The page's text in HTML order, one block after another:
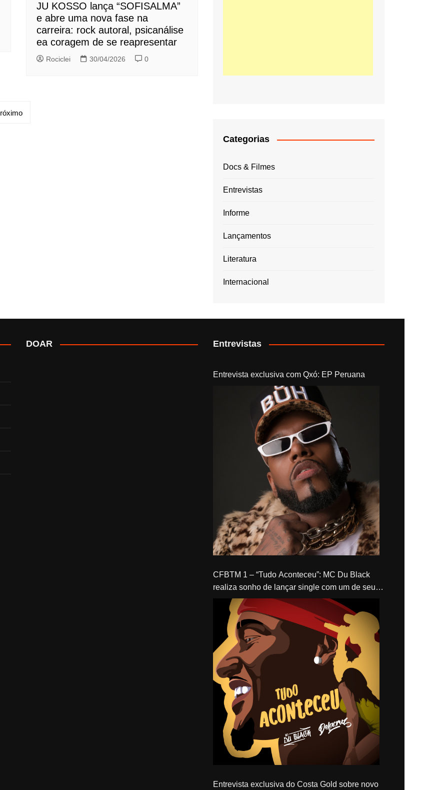
JU KOSSO lança “SOFISALMA”
e abre uma nova fase na
carreira: rock autoral, psicanálise
ea coragem de se reapresentar
Rociclei 30/04/2026 0
Categorias
Docs & Filmes
Entrevistas
Informe
Lançamentos
Literatura
Internacional
DOAR Entrevistas
Entrevista exclusiva com Qxó: EP Peruana
CFBTM 1 – “Tudo Aconteceu”: MC Du Black
realiza sonho de lançar single com um de seus
ídolos, Delacruz
Entrevista exclusiva do Costa Gold sobre novo